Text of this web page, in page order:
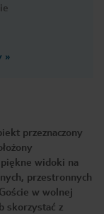
»
przeznaczony
widoki na
przestronnych
w wolnej
skorzystać z